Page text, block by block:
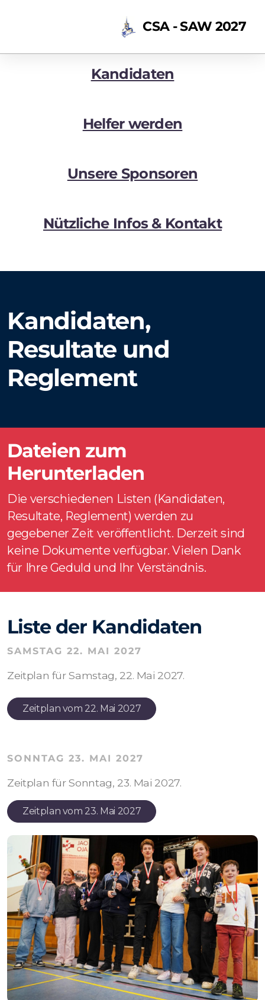
CSA - SAW 2027
Kandidaten
Helfer werden
Unsere Sponsoren
Nützliche Infos & Kontakt
Kandidaten,
Resultate und
Reglement
Dateien zum
Herunterladen
Die verschiedenen Listen (Kandidaten,
Resultate, Reglement) werden zu
gegebener Zeit veröffentlicht. Derzeit sind
keine Dokumente verfügbar. Vielen Dank
für Ihre Geduld und Ihr Verständnis.
Liste der Kandidaten
SAMSTAG 22. MAI 2027
Zeitplan für Samstag, 22. Mai 2027.
Zeitplan vom 22. Mai 2027
SONNTAG 23. MAI 2027
Zeitplan für Sonntag, 23. Mai 2027.
Zeitplan vom 23. Mai 2027